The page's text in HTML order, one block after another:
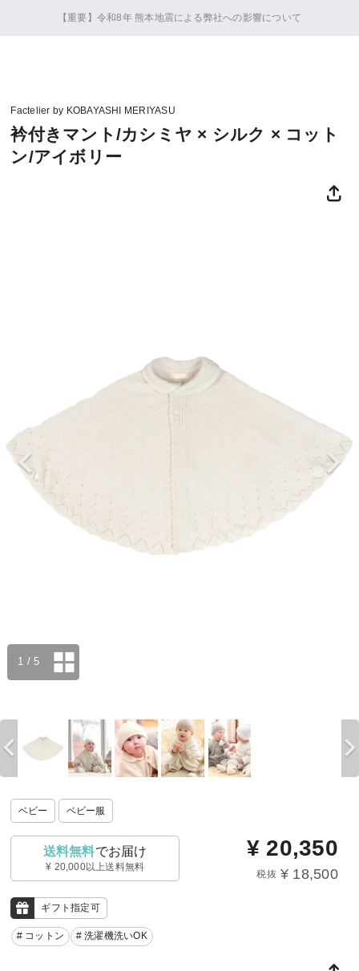
【重要】令和8年 熊本地震による弊社への影響について
Factelier by KOBAYASHI MERIYASU
衿付きマント/カシミヤ × シルク × コット
ン/アイボリー
1 / 5
ベビー ベビー服
送料無料でお届け
¥ 20,000以上送料無料
¥ 20,350
税抜 ¥ 18,500
ギフト指定可
# コットン # 洗濯機洗いOK